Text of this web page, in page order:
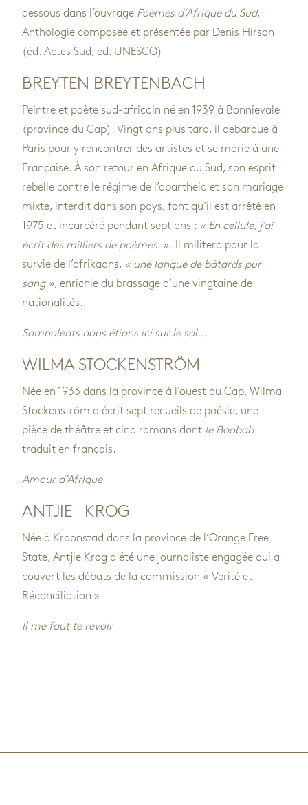
dessous dans l’ouvrage Poèmes d’Afrique du Sud,
Anthologie composée et présentée par Denis Hirson
(éd. Actes Sud, éd. UNESCO)
BREYTEN BREYTENBACH
Peintre et poète sud-africain né en 1939 à Bonnievale
(province du Cap). Vingt ans plus tard, il débarque à
Paris pour y rencontrer des artistes et se marie à une
Française. À son retour en Afrique du Sud, son esprit
rebelle contre le régime de l’apartheid et son mariage
mixte, interdit dans son pays, font qu’il est arrêté en
1975 et incarcéré pendant sept ans : « En cellule, j’ai
écrit des milliers de poèmes. ». Il militera pour la
survie de l’afrikaans, « une langue de bâtards pur
sang » , enrichie du brassage d’une vingtaine de
nationalités.
Somnolents nous étions ici sur le sol…
WILMA STOCKENSTRÖM
Née en 1933 dans la province à l’ouest du Cap, Wilma
Stockenström a écrit sept recueils de poésie, une
pièce de théâtre et cinq romans dont le Baobab
traduit en français.
Amour d’Afrique
ANTJIE KROG
Née à Kroonstad dans la province de l’Orange Free
State, Antjie Krog a été une journaliste engagée qui a
couvert les débats de la commission « Vérité et
Réconciliation »
Il me faut te revoir